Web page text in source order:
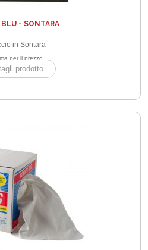
BLU - SONTARA
in Sontara
per il prezzo
prodotto